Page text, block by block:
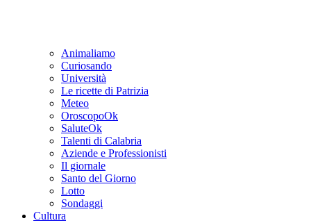
Animaliamo
Curiosando
Università
Le ricette di Patrizia
Meteo
OroscopoOk
SaluteOk
Talenti di Calabria
Aziende e Professionisti
Il giornale
Santo del Giorno
Lotto
Sondaggi
Cultura